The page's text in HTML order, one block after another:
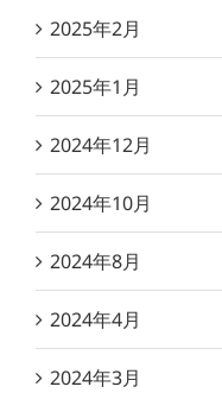
2025年2月
2025年1月
2024年12月
2024年10月
2024年8月
2024年4月
2024年3月